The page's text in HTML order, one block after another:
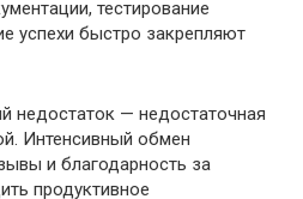
тестирование
успехи быстро закрепляют
недостаток — недостаточная
Интенсивный обмен
и благодарность за
продуктивное